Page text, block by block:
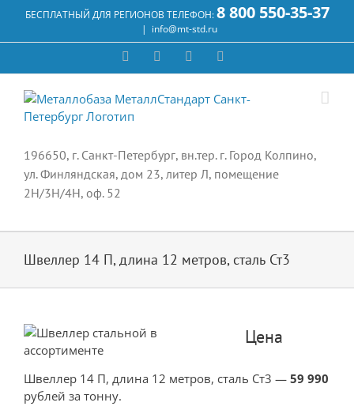
content
БЕСПЛАТНЫЙ ДЛЯ РЕГИОНОВ ТЕЛЕФОН:8 800 550-35-37
| info@mt-std.ru
WhatsApp Email
196650, г. Санкт-Петербург, вн.тер. г. Город Колпино,
ул. Финляндская, дом 23, литер Л, помещение
2Н/3Н/4Н, оф. 52
Швеллер 14 П, длина 12 метров, сталь Ст3
Цена
Швеллер 14 П, длина 12 метров, сталь Ст3 — 59 990
рублей за тонну.